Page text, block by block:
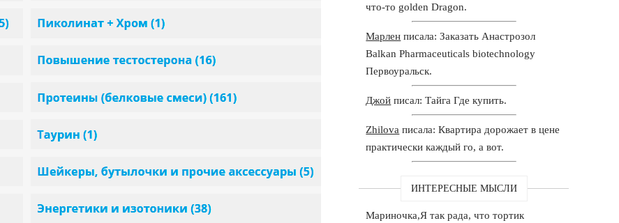
что-то golden Dragon.
Марлен писала: Заказать Анастрозол
Balkan Pharmaceuticals biotechnology
Первоуральск.
Джой писал: Тайга Где купить.
Zhilova писала: Квартира дорожает в цене
практически каждый го, а вот.
ИНТЕРЕСНЫЕ МЫСЛИ
Мариночка,Я так рада, что тортик